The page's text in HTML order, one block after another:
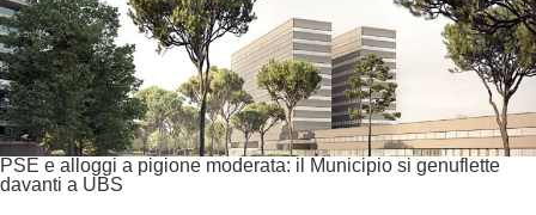
PSE e alloggi a pigione moderata: il Municipio si genuflette
davanti a UBS